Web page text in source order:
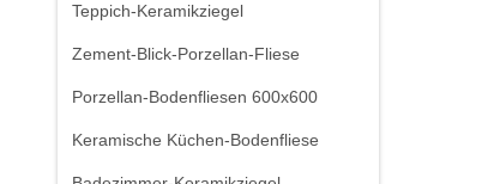
Teppich-Keramikziegel
Zement-Blick-Porzellan-Fliese
Porzellan-Bodenfliesen 600x600
Keramische Küchen-Bodenfliese